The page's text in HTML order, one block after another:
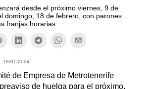
desde el próximo viernes, 9 de
domingo, 18 de febrero, con parones
franjas horarias
18/01/2024
de Empresa de Metrotenerife
de huelga para el próximo,